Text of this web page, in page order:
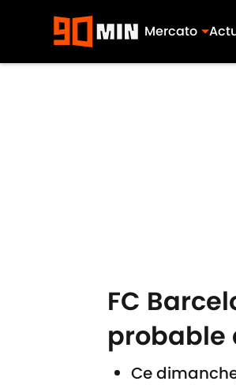
Mercato
FC
probable
Ce